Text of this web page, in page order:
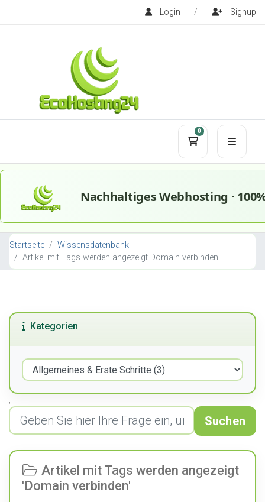
Login / Signup
0
Mein
Startseite
Wissensdatenbank
Artikel mit Tags werden angezeigt Domain verbinden
Kategorien
Suchen
Artikel mit Tags werden angezeigt
'Domain verbinden'